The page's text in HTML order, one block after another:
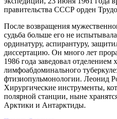
правительства СССР орден
После возвращения
судьба больше его не
ординатуру, аспирантуру,
диссертацию. Он много лет
1986 года заведовал отделением
лимфоабдоминального
фтизиопульмонологии. Леонид
Хирургические инструменты,
полярной станции, ныне
Арктики и Антарктиды.